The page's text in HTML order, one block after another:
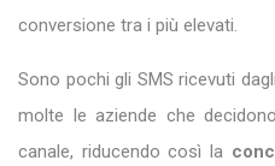
conversione tra i più elevati.
Sono pochi gli SMS ricevuti
molte le aziende che
canale, riducendo così la